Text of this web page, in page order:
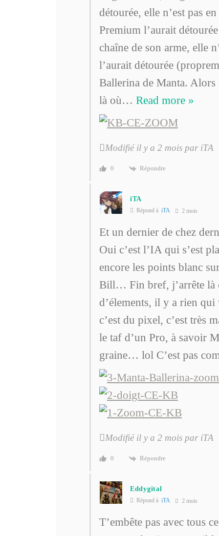
détourée, elle n’est pas
Premium l’aurait
chaîne de son arme, elle
l’aurait détourée
Ballerina de Manta.
là où… Read more »
Modifié il y a 2 mois par iTA
0 Répondre
iTA
Répond à iTA 2 mois
Et un dernier de chez
Oui c’est l’IA qui s’est
encore les points blanc
Bill… Fin bref, j’arrête là
d’élements, il y a rien
c’est du pixel, c’est très
le taf d’un Pro, à savoir
graine… lol C’est pas
Modifié il y a 2 mois par iTA
0 Répondre
Eddygital
Répond à iTA 2 mois
T’embête pas avec tous